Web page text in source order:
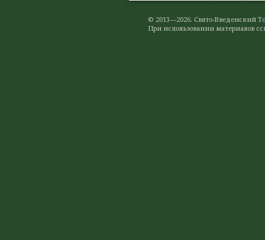
© 2013—2026. Свято-Введенский
При использовании материалов